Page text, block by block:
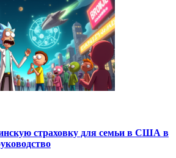
страховку для семьи в США в